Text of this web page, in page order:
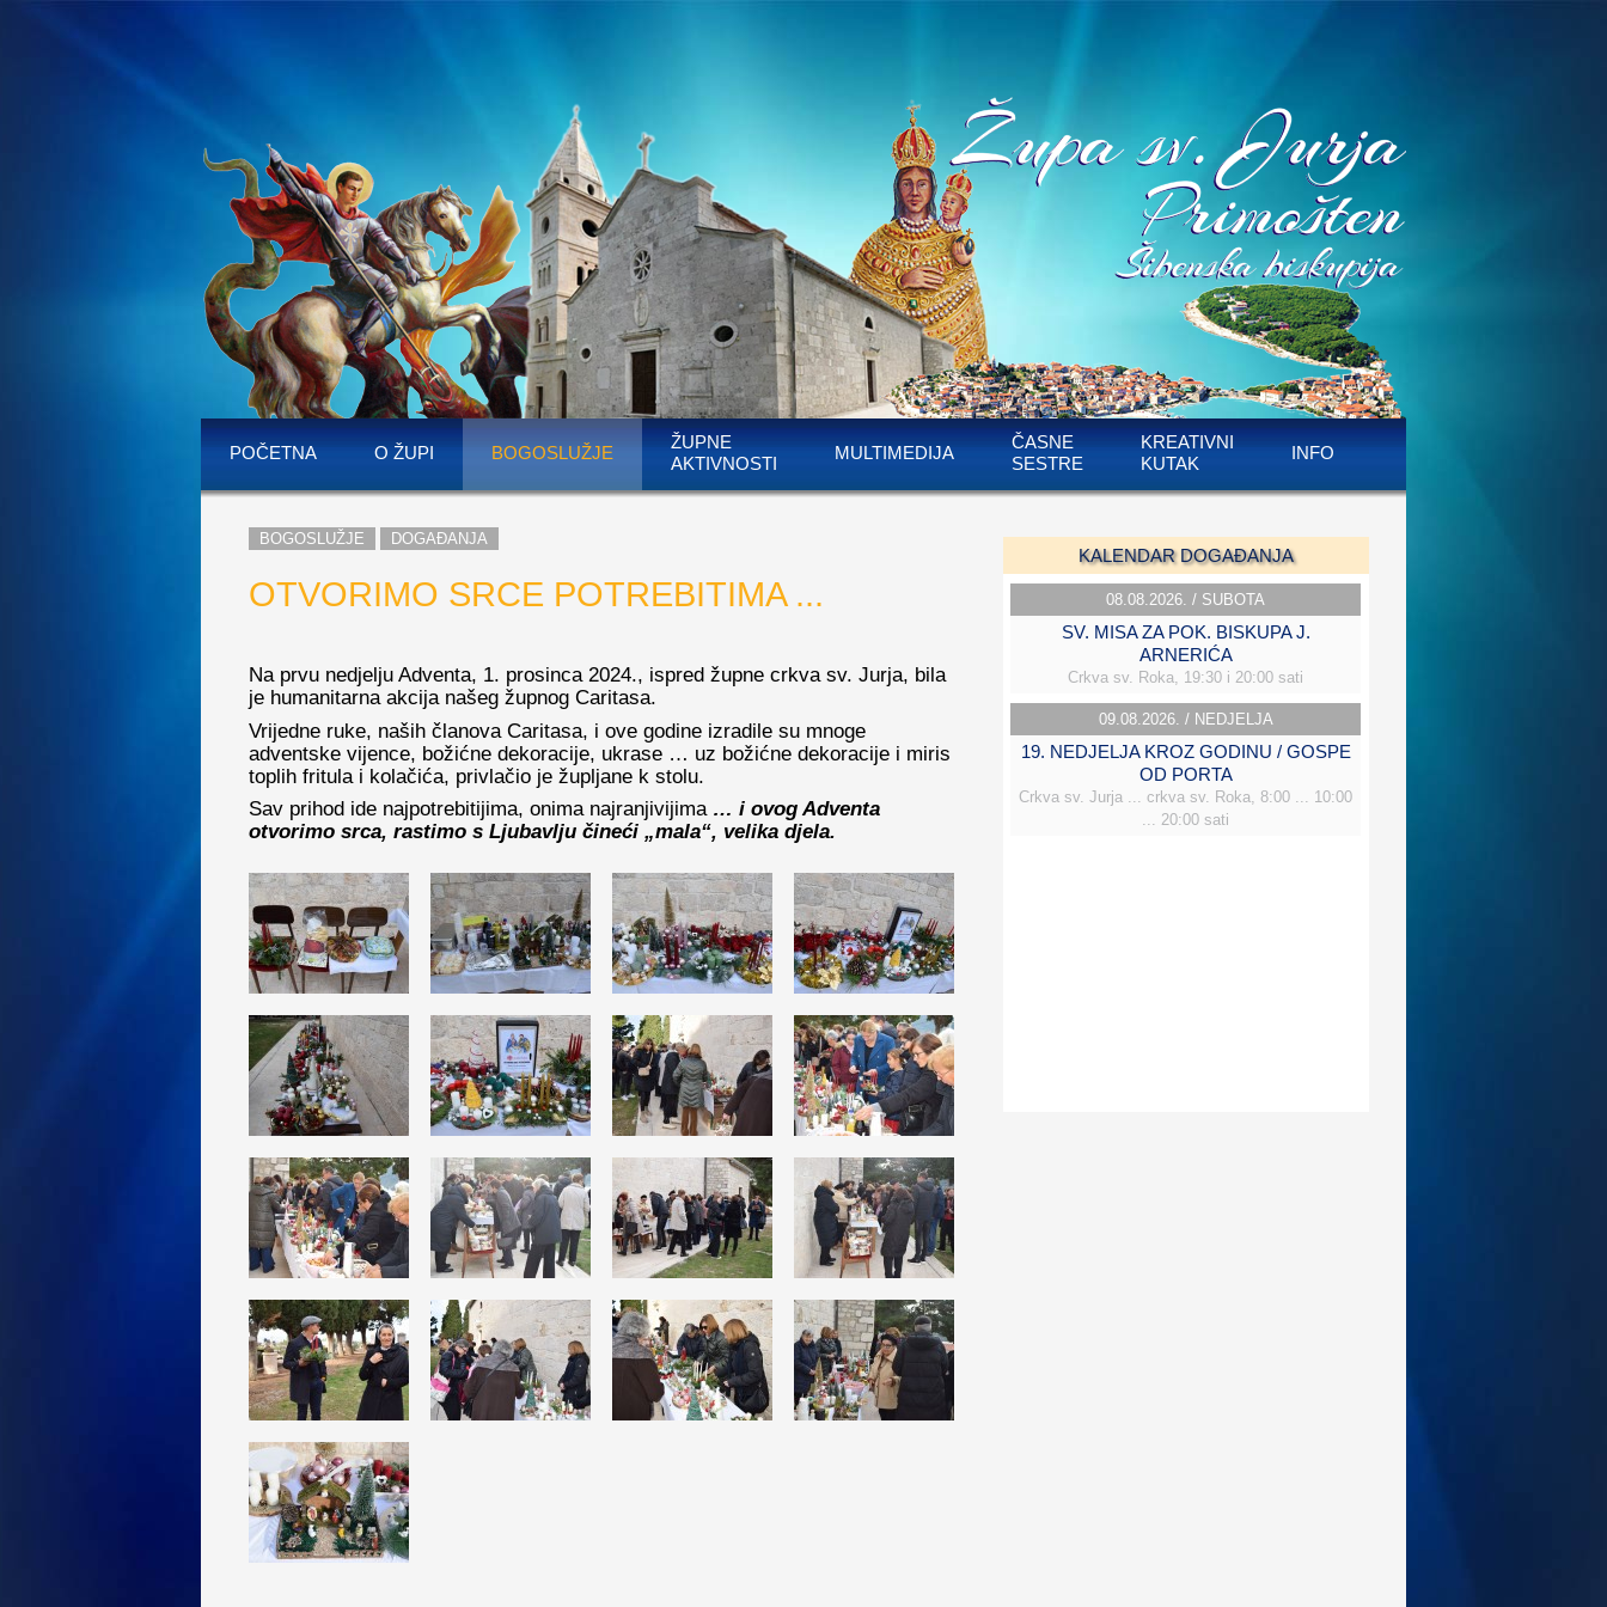
POČETNA O ŽUPI BOGOSLUŽJE
ŽUPNE
AKTIVNOSTI
MULTIMEDIJA
ČASNE
SESTRE
KREATIVNI
KUTAK
INFO
BOGOSLUŽJE DOGAĐANJA
OTVORIMO SRCE POTREBITIMA ...
Na prvu nedjelju Adventa, 1. prosinca 2024., ispred župne crkva sv. Jurja, bila
je humanitarna akcija našeg župnog Caritasa.
Vrijedne ruke, naših članova Caritasa, i ove godine izradile su mnoge
adventske vijence, božićne dekoracije, ukrase … uz božićne dekoracije i miris
toplih fritula i kolačića, privlačio je župljane k stolu.
Sav prihod ide najpotrebitijima, onima najranjivijima … i ovog Adventa
otvorimo srca, rastimo s Ljubavlju čineći „mala“, velika djela.
KALENDAR DOGAĐANJA
08.08.2026. / SUBOTA
SV. MISA ZA POK. BISKUPA J.
ARNERIĆA
Crkva sv. Roka, 19:30 i 20:00 sati
09.08.2026. / NEDJELJA
19. NEDJELJA KROZ GODINU / GOSPE
OD PORTA
Crkva sv. Jurja ... crkva sv. Roka, 8:00 ... 10:00
... 20:00 sati